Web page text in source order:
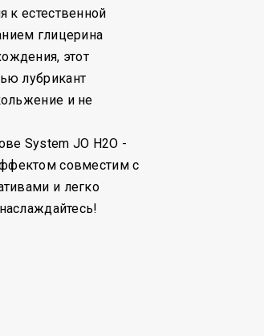
к естественной
глицерина
этот
лубрикант
и не
System JO H2O -
совместим с
и легко